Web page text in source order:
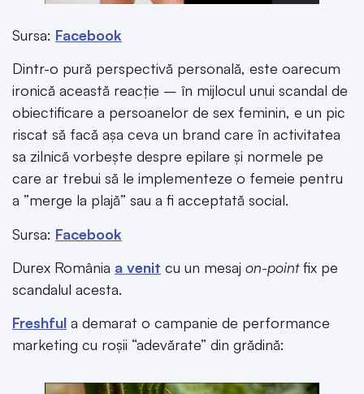
Sursa: Facebook
Dintr-o pură perspectivă personală, este oarecum
ironică această reacție – în mijlocul unui scandal de
obiectificare a persoanelor de sex feminin, e un pic
riscat să facă așa ceva un brand care în activitatea
sa zilnică vorbește despre epilare și normele pe
care ar trebui să le implementeze o femeie pentru
a ”merge la plajă” sau a fi acceptată social.
Sursa: Facebook
Durex România a venit cu un mesaj on-pointfix pe
scandalul acesta.
Freshful a demarat o campanie de performance
marketing cu roșii “adevărate” din grădină: